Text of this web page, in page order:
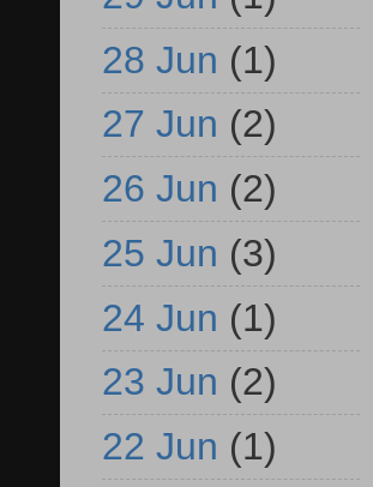
28 Jun (1)
27 Jun (2)
26 Jun (2)
25 Jun (3)
24 Jun (1)
23 Jun (2)
22 Jun (1)